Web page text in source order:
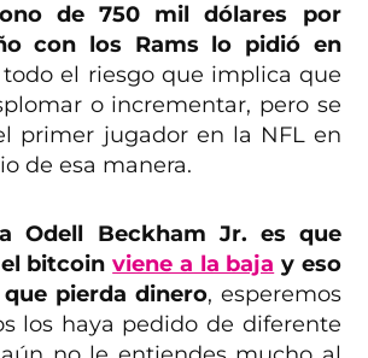
de 750 mil dólares por
con los Rams lo pidió en
todo el riesgo que implica que
o incrementar, pero se
primer jugador en la NFL en
de esa manera.
Odell Beckham Jr. es que
el bitcoinviene a la baja y eso
pierda dinero, esperemos
los haya pedido de diferente